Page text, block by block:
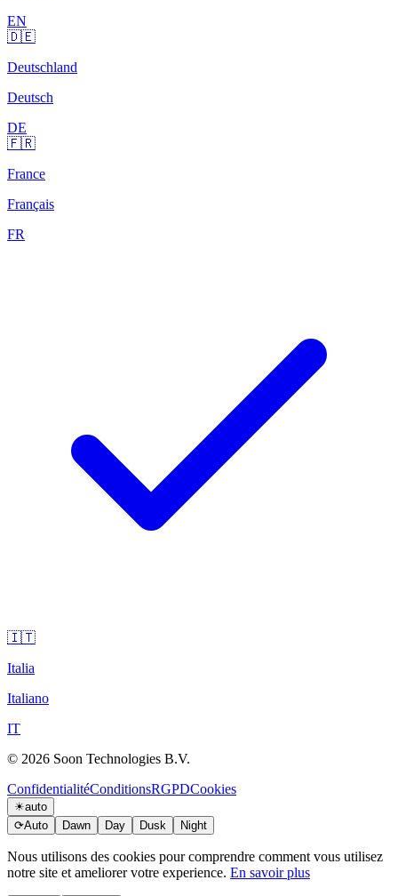
EN
🇩🇪
Deutschland
Deutsch
DE
🇫🇷
France
Français
FR
🇮🇹
Italia
Italiano
IT
© 2026 Soon Technologies B.V.
ConfidentialitéConditionsRGPDCookies
☀auto
⟳Auto Dawn Day Dusk Night
Nous utilisons des cookies pour comprendre comment vous utilisez
notre site et ameliorer votre experience. En savoir plus